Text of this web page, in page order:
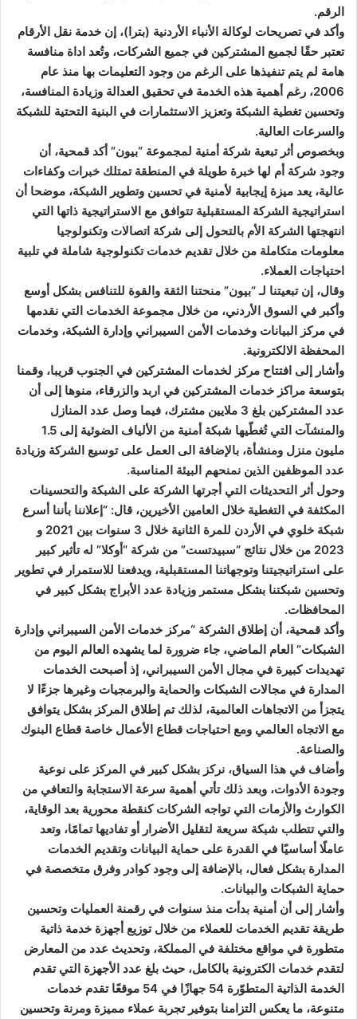
الرقم.
وأكد في تصريحات لوكالة الأنباء الأردنية (بترا)، إن خدمة نقل الأرقام
تعتبر حقًا لجميع المشتركين في جميع الشركات، وتُعد اداة منافسة
هامة لم يتم تنفيذها على الرغم من وجود التعليمات بها منذ عام
2006، رغم أهمية هذه الخدمة في تحقيق العدالة وزيادة المنافسة،
وتحسين تغطية الشبكة وتعزيز الاستثمارات في البنية التحتية للشبكة
والسرعات العالية.
وبخصوص أثر تبعية شركة أمنية لمجموعة “بيون” أكد قمحية، أن
وجود شركة أم لها خبرة طويلة في المنطقة تمتلك خبرات وكفاءات
عالية، يعد ميزة إيجابية لأمنية في تحسين وتطوير الشبكة، موضحا أن
استراتيجية الشركة المستقبلية تتوافق مع الاستراتيجية ذاتها التي
انتهجتها الشركة الأم بالتحول إلى شركة اتصالات وتكنولوجيا
معلومات متكاملة من خلال تقديم خدمات تكنولوجية شاملة في تلبية
احتياجات العملاء.
وقال، إن تبعيتنا لـ “بيون” منحتنا الثقة والقوة للتنافس بشكل أوسع
وأكبر في السوق الأردني، من خلال مجموعة الخدمات التي نقدمها
في مركز البيانات وخدمات الأمن السيبراني وإدارة الشبكة، وخدمات
المحفظة الالكترونية.
وأشار إلى افتتاح مركز لخدمات المشتركين في الجنوب قريبا، وقمنا
بتوسعة مراكز خدمات المشتركين في اربد والزرقاء، منوها إلى أن
عدد المشتركين بلغ 3 ملايين مشترك، فيما وصل عدد المنازل
والمنشآت التي تُغطّيها شبكة أمنية من الألياف الضوئية إلى 1.5
مليون منزل ومنشأة، بالإضافة الى العمل على توسيع الشركة وزيادة
عدد الموظفين الذين نمنحهم البيئة المناسبة.
وحول أثر التحديثات التي أجرتها الشركة على الشبكة والتحسينات
المكثفة في التغطية خلال العامين الأخيرين، قال: “إعلاننا بأننا أسرع
شبكة خلوي في الأردن للمرة الثانية خلال 3 سنوات بين 2021 و
2023 من خلال نتائج “سبيدتست” من شركة “أوكلا” له تأثير كبير
على استراتيجيتنا وتوجهاتنا المستقبلية، ويدفعنا للاستمرار في تطوير
وتحسين شبكتنا بشكل مستمر وزيادة عدد الأبراج بشكل كبير في
المحافظات.
وأكد قمحية، أن إطلاق الشركة “مركز خدمات الأمن السيبراني وإدارة
الشبكات” العام الماضي، جاء ضرورة لما يشهده العالم اليوم من
تهديدات كبيرة في مجال الأمن السيبراني، إذ أصبحت الخدمات
المدارة في مجالات الشبكات والحماية والبرمجيات وغيرها جزءًا لا
يتجزأ من الاتجاهات العالمية، لذلك تم إطلاق المركز بشكل يتوافق
مع الاتجاه العالمي ومع احتياجات قطاع الأعمال خاصة قطاع البنوك
والصناعة.
وأضاف في هذا السياق، نركز بشكل كبير في المركز على نوعية
وجودة الأدوات، وبعد ذلك تأتي أهمية سرعة الاستجابة والتعافي من
الكوارث والأزمات التي تواجه الشركات كنقطة محورية بعد الوقاية،
والتي تتطلب شبكة سريعة لتقليل الأضرار أو تفاديها تمامًا، وتعد
عاملًا أساسيًا في القدرة على حماية البيانات وتقديم الخدمات
المدارة بشكل فعال، بالإضافة إلى وجود كوادر وفرق متخصصة في
حماية الشبكات والبيانات.
وأشار إلى أن أمنية بدأت منذ سنوات في رقمنة العمليات وتحسين
طريقة تقديم الخدمات للعملاء من خلال توزيع أجهزة خدمة ذاتية
متطورة في مواقع مختلفة في المملكة، وتحديث عدد من المعارض
لتقدم خدمات الكترونية بالكامل، حيث بلغ عدد الأجهزة التي تقدم
الخدمة الذاتية المتطوّرة 54 جهازًا في 54 موقعًا تقدم خدمات
متنوعة، ما يعكس التزامنا بتوفير تجربة عملاء مميزة ومرنة وتحسين